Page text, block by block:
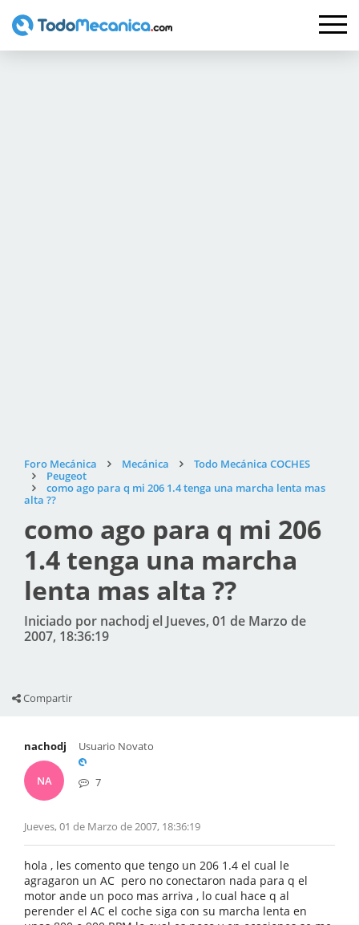
Foro Mecánica Mecánica
Todo Mecánica COCHES
Peugeot
como ago para q mi 206 1.4 tenga una marcha lenta mas
alta ??
como ago para q mi 206
1.4 tenga una marcha
lenta mas alta ??
Iniciado por nachodj el Jueves, 01 de Marzo de
2007, 18:36:19
Compartir
nachodj
NA
Usuario Novato
7
Jueves, 01 de Marzo de 2007, 18:36:19
hola , les comento que tengo un 206 1.4 el cual le
agragaron un AC pero no conectaron nada para q el
motor ande un poco mas arriva , lo cual hace q al
perender el AC el coche siga con su marcha lenta en